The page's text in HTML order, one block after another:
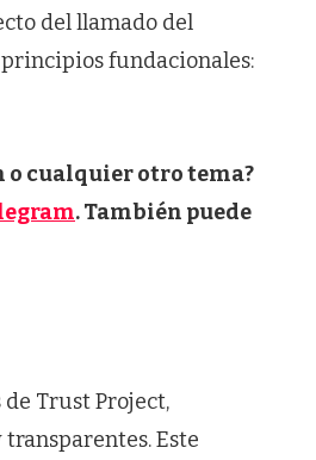
del llamado del
fundacionales:
o cualquier otro tema?
. También puede
Trust Project,
Este